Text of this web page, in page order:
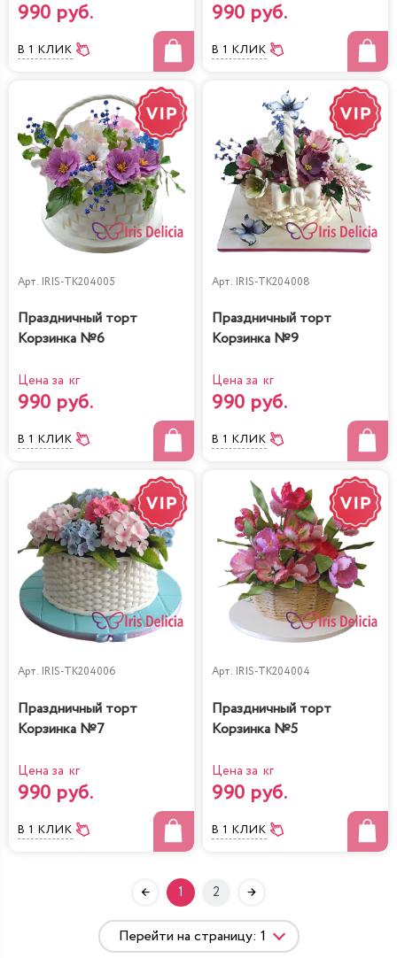
990 руб.
В 1 КЛИК
990 руб.
В 1 КЛИК
Арт. IRIS-TK204005
Праздничный торт
Корзинка №6
Цена за кг
990 руб.
В 1 КЛИК
Арт. IRIS-TK204008
Праздничный торт
Корзинка №9
Цена за кг
990 руб.
В 1 КЛИК
Арт. IRIS-TK204006
Праздничный торт
Корзинка №7
Цена за кг
990 руб.
В 1 КЛИК
Арт. IRIS-TK204004
Праздничный торт
Корзинка №5
Цена за кг
990 руб.
В 1 КЛИК
1 2